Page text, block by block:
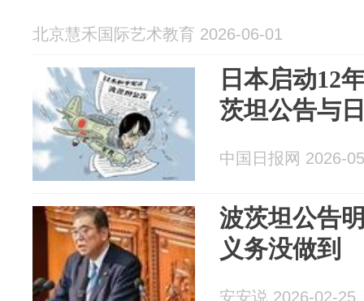
北京慧禾国际艺术教育 2026-06-01
日本启动12
茨坦公告与
中国日报网 2026-
波茨坦公告
义务没做到
安安说 2026-02-25